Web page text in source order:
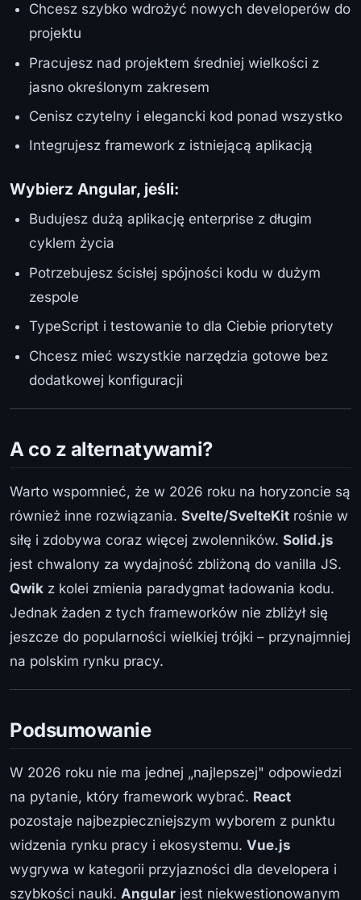
Chcesz szybko wdrożyć nowych developerów do
projektu
Pracujesz nad projektem średniej wielkości z
jasno określonym zakresem
Cenisz czytelny i elegancki kod ponad wszystko
Integrujesz framework z istniejącą aplikacją
Wybierz Angular, jeśli:
Budujesz dużą aplikację enterprise z długim
cyklem życia
Potrzebujesz ścisłej spójności kodu w dużym
zespole
TypeScript i testowanie to dla Ciebie priorytety
Chcesz mieć wszystkie narzędzia gotowe bez
dodatkowej konfiguracji
A co z alternatywami?
Warto wspomnieć, że w 2026 roku na horyzoncie są
również inne rozwiązania. Svelte/SvelteKit rośnie w
siłę i zdobywa coraz więcej zwolenników. Solid.js
jest chwalony za wydajność zbliżoną do vanilla JS.
Qwik z kolei zmienia paradygmat ładowania kodu.
Jednak żaden z tych frameworków nie zbliżył się
jeszcze do popularności wielkiej trójki – przynajmniej
na polskim rynku pracy.
Podsumowanie
W 2026 roku nie ma jednej „najlepszej" odpowiedzi
na pytanie, który framework wybrać. React
pozostaje najbezpieczniejszym wyborem z punktu
widzenia rynku pracy i ekosystemu. Vue.js
wygrywa w kategorii przyjazności dla developera i
szybkości nauki. Angular jest niekwestionowanym